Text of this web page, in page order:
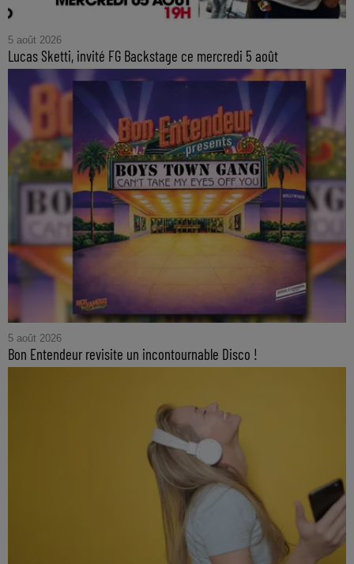
5 août 2026
Lucas Sketti, invité FG Backstage ce mercredi 5 août
5 août 2026
Bon Entendeur revisite un incontournable Disco !